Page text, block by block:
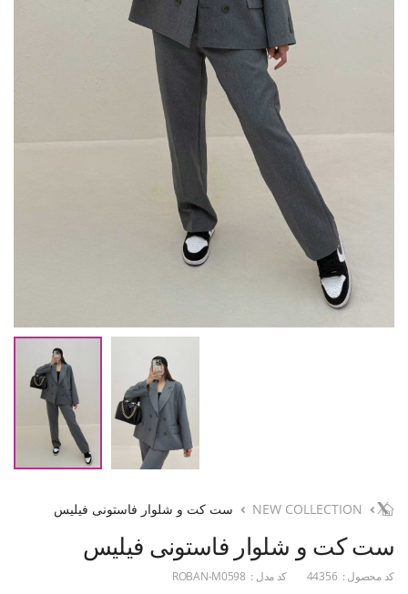
NEW COLLECTION ست کت و شلوار فاستونی فیلیس
ست کت و شلوار فاستونی فیلیس
کد محصول : 44356 کد مدل : ROBAN-M0598